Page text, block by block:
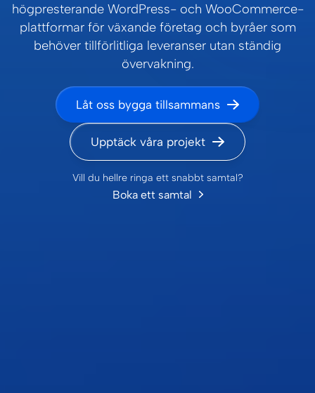
högpresterande WordPress- och WooCommerce-
plattformar för växande företag och byråer som
behöver tillförlitliga leveranser utan ständig
övervakning.
Låt oss bygga tillsammans
Upptäck våra projekt
Vill du hellre ringa ett snabbt samtal?
Boka ett samtal